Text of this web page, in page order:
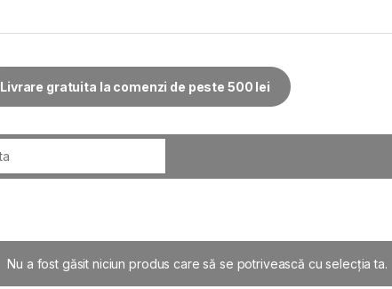
Livrare gratuita la comenzi de peste 500 lei
Nu a fost găsit niciun produs care să se potrivească cu selecția ta.